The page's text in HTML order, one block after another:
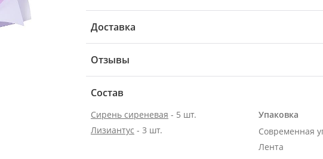
Доставка
Отзывы
Состав
Сирень сиреневая - 5 шт.
Лизиантус - 3 шт.
Упаковка
Современная
Лента